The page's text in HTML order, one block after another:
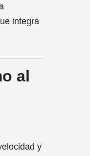
integra
al
y